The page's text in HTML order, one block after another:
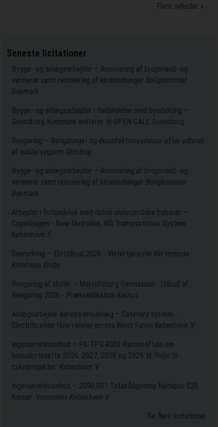
Flere nyheder »
Seneste licitationer
Bygge- og anlægsarbejder – Renovering af brugsvand- og
varmerør samt renovering af kloakledninger Boligkontoret
Danmark
Bygge- og anlægsarbejder i forbindelse med byudvikling –
Svendborg Kommune inviterer til OPEN CALL Svendborg
Rengøring – Rengørings- og desinfektionsydelser efter udbrud
af husdyrsygdom Glostrup
Bygge- og anlægsarbejder – Renovering af brugsvand- og
varmerør samt renovering af kloakledninger Boligkontoret
Danmark
Arbejder i forbindelse med delvis underjordiske bybaner –
Copenhagen - New Metroline, M5 Transportation System
København S
Snerydning – EU-Udbud 2026 - Vintertjeneste Kerteminde
Kommune Broby
Rengøring af skoler – Marselisborg Gymnasium - Udbud af
Rengøring 2026 - PrækvalifikationAarhus
Anlægsarbejde: kørestrømsanlæg – Catenary system -
Electrification New railway across West Funen København V
Ingeniørvirksomhed – PA-TPD.R003 Rammeaftale om
konsulentstøtte 2026, 2027, 2028 og 2029 til ’Pulje til
cykelprojekter’ København V
Ingeniørvirksomhed – 2090.R01 Totalrådgivning Nødspor E20
Korsør ­ Vemmelev København V
Se flere licitationer